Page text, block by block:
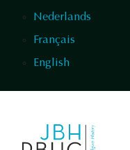
Nederlands
Français
English